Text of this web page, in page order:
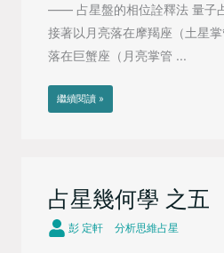
—— 占星盤的相位詮釋法 量子
接著以月亮落在摩羯座（土星
落在巨蟹座（月亮掌管 ...
繼續閱讀 »
占星幾何學 之五
彭 定軒 分析思維占星